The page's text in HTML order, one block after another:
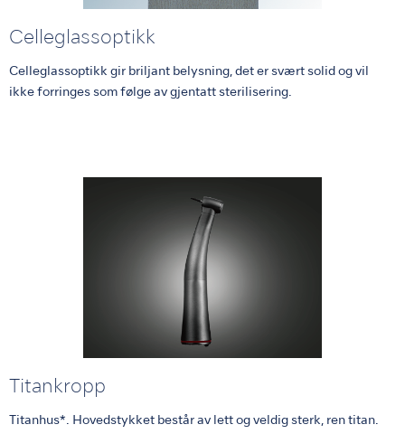
Celleglassoptikk
Celleglassoptikk gir briljant belysning, det er svært solid og vil
ikke forringes som følge av gjentatt sterilisering.
Titankropp
Titanhus*. Hovedstykket består av lett og veldig sterk, ren titan.